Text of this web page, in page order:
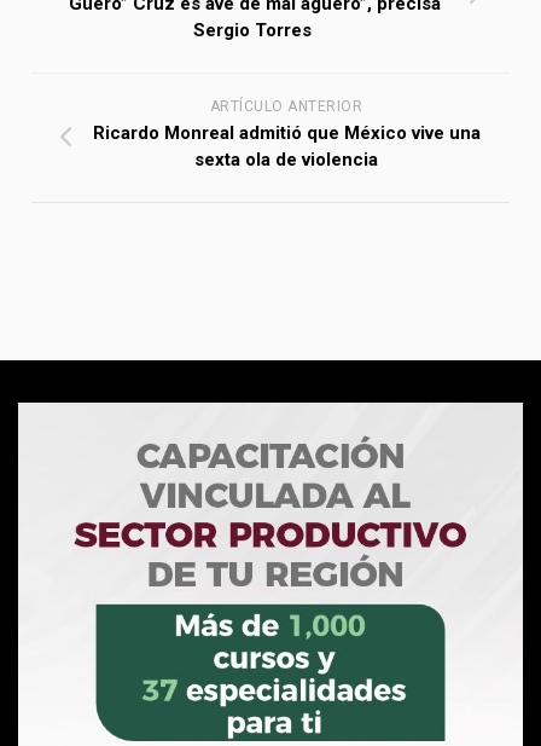
Sergio Torres
ARTÍCULO ANTERIOR
Ricardo Monreal admitió que México vive una
sexta ola de violencia